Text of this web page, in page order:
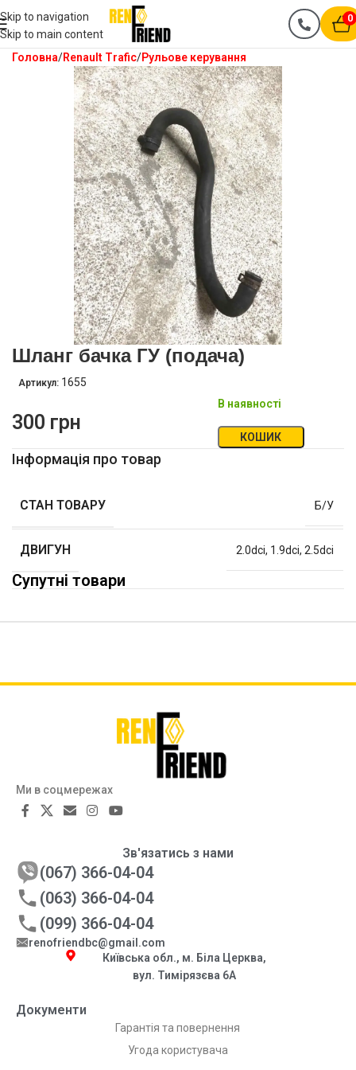
Skip to navigation
Skip to main content
0
Головна Renault Trafic Рульове керування
Шланг бачка ГУ (подача)
Артикул: 1655
300 грн
В наявності
КОШИК
Інформація про товар
СТАН ТОВАРУ Б/У
ДВИГУН 2.0dci, 1.9dci, 2.5dci
Супутні товари
Ми в соцмережах
Документи
Гарантія та повернення
Угода користувача
Зв'язатись з нами
(067) 366-04-04
(063) 366-04-04
(099) 366-04-04
renofriendbc@gmail.com
Київська обл., м. Біла Церква,
вул. Тимірязєва 6А